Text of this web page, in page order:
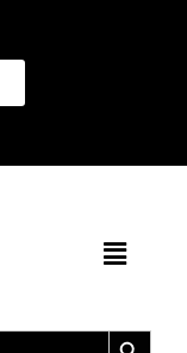
Search Button